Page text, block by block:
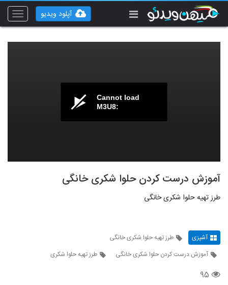
Toggle
آپلود ویدیو
Cannot load
M3U8:
آموزش درست کردن حلوا شکری خانگی
طرز تهیه حلوا شکری خانگی
آشپزی
طرز تهیه حلوا شکری خانگی
آموزش درست کردن حلوا شکری خانگی
طرز تهیه حلوا شکری
۹۵